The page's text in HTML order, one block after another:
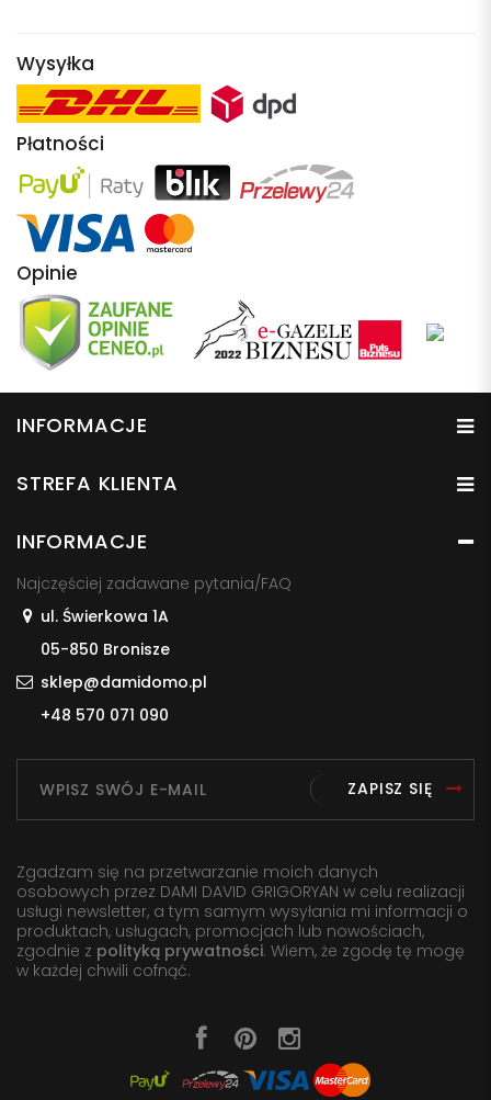
Wysyłka
Płatności
Opinie
INFORMACJE
STREFA KLIENTA
INFORMACJE
Najczęściej zadawane pytania/FAQ
ul. Świerkowa 1A
05-850 Bronisze
sklep@damidomo.pl
+48 570 071 090
ZAPISZ SIĘ
Zgadzam się na przetwarzanie moich danych
osobowych przez DAMI DAVID GRIGORYAN w celu realizacji
usługi newsletter, a tym samym wysyłania mi informacji o
produktach, usługach, promocjach lub nowościach,
zgodnie z polityką prywatności. Wiem, że zgodę tę mogę
w każdej chwili cofnąć.